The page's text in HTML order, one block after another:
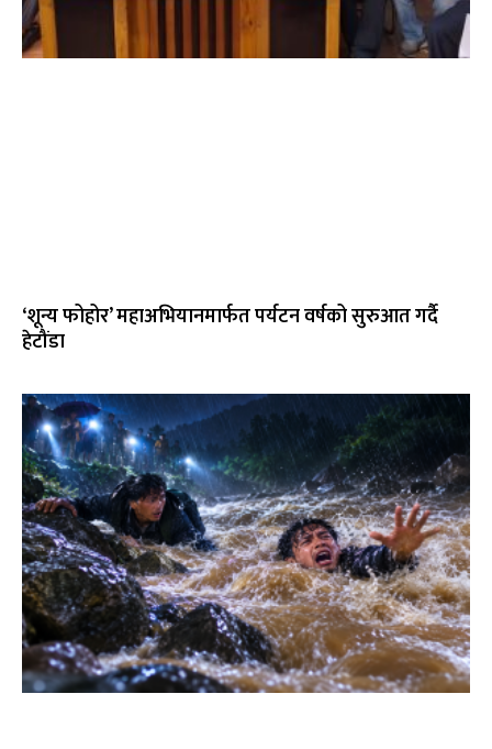
‘शून्य फोहोर’ महाअभियानमार्फत पर्यटन वर्षको सुरुआत गर्दै
हेटौंडा